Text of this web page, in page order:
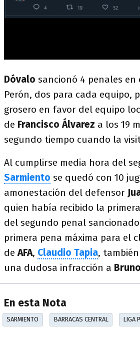
Dóvalo sancionó 4 penales en
Perón, dos para cada equipo,
grosero en favor del equipo
de Francisco Álvarez a los 19
segundo tiempo cuando la
Al cumplirse media hora del
Sarmiento se quedó con 10
amonestación del defensor
quien había recibido la
del segundo penal
primera pena máxima para el
deAFA, Claudio Tapia,
una dudosa infracción a
En esta Nota
SARMIENTO BARRACAS CENTRAL LIGA